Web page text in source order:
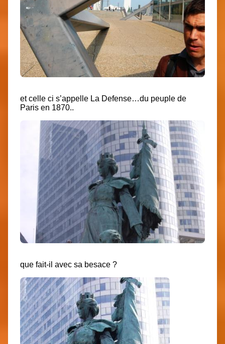
et celle ci s’appelle La Defense…du peuple de
Paris en 1870..
que fait-il avec sa besace ?